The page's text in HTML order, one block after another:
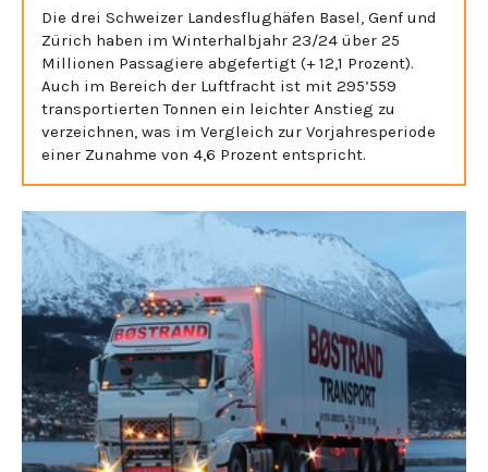
Die drei Schweizer Landesflughäfen Basel, Genf und
Zürich haben im Winterhalbjahr 23/24 über 25
Millionen Passagiere abgefertigt (+ 12,1 Prozent).
Auch im Bereich der Luftfracht ist mit 295’559
transportierten Tonnen ein leichter Anstieg zu
verzeichnen, was im Vergleich zur Vorjahresperiode
einer Zunahme von 4,6 Prozent entspricht.